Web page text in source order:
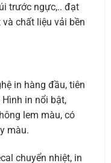
trước ngực,.. đạt
chất liệu vải bền
in hàng đầu, tiên
in nổi bật,
lem màu, có
màu.
chuyển nhiệt, in